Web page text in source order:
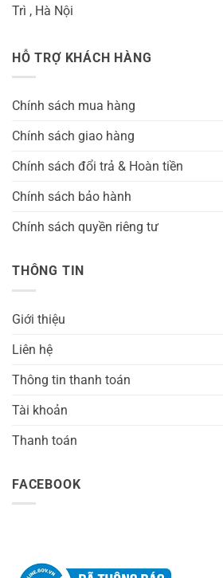
Trì , Hà Nội
HỖ TRỢ KHÁCH HÀNG
Chính sách mua hàng
Chính sách giao hàng
Chính sách đổi trả & Hoàn tiền
Chính sách bảo hành
Chính sách quyền riêng tư
THÔNG TIN
Giới thiệu
Liên hệ
Thông tin thanh toán
Tài khoản
Thanh toán
FACEBOOK